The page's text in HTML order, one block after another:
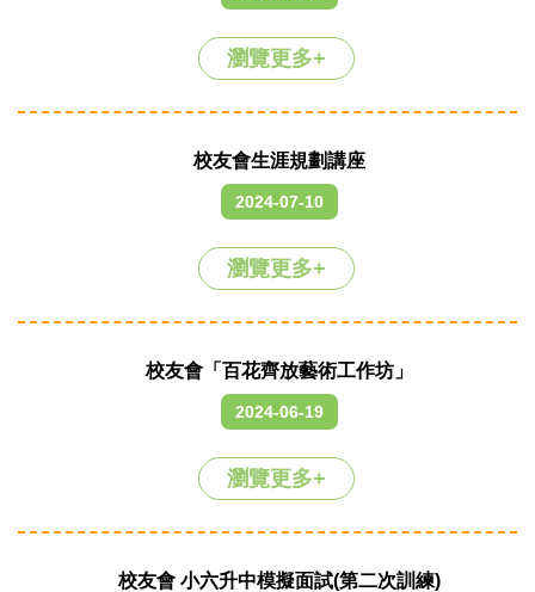
瀏覽更多+
校友會生涯規劃講座
2024-07-10
瀏覽更多+
校友會「百花齊放藝術工作坊」
2024-06-19
瀏覽更多+
校友會 小六升中模擬面試(第二次訓練)